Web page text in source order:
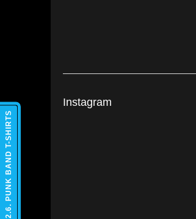
Instagram
2.6. PUNK BAND T-SHIRTS